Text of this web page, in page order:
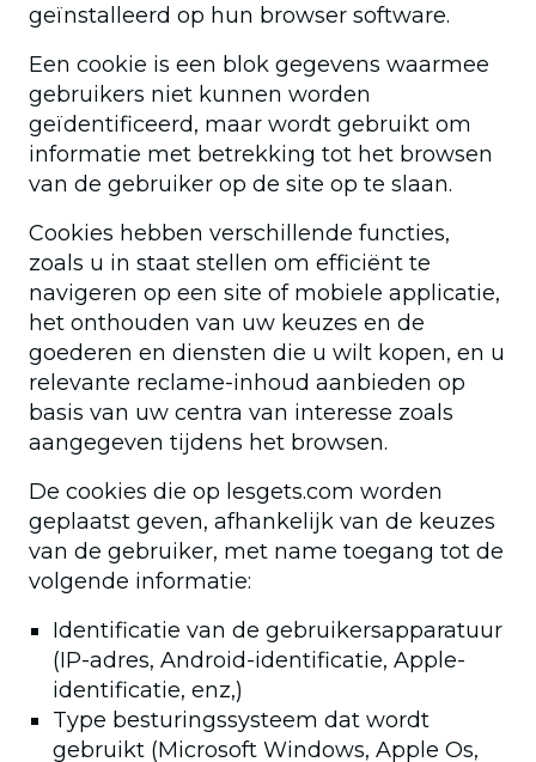
geïnstalleerd op hun browser software.
Een cookie is een blok gegevens waarmee
gebruikers niet kunnen worden
geïdentificeerd, maar wordt gebruikt om
informatie met betrekking tot het browsen
van de gebruiker op de site op te slaan.
Cookies hebben verschillende functies,
zoals u in staat stellen om efficiënt te
navigeren op een site of mobiele applicatie,
het onthouden van uw keuzes en de
goederen en diensten die u wilt kopen, en u
relevante reclame-inhoud aanbieden op
basis van uw centra van interesse zoals
aangegeven tijdens het browsen.
De cookies die op lesgets.com worden
geplaatst geven, afhankelijk van de keuzes
van de gebruiker, met name toegang tot de
volgende informatie:
Identificatie van de gebruikersapparatuur
(IP-adres, Android-identificatie, Apple-
identificatie, enz,)
Type besturingssysteem dat wordt
gebruikt (Microsoft Windows, Apple Os,